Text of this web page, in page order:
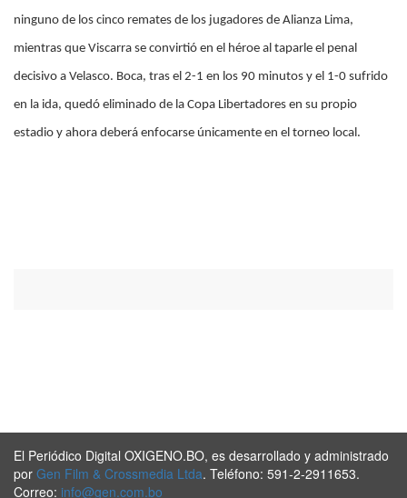
ninguno de los cinco remates de los jugadores de Alianza Lima,
mientras que Viscarra se convirtió en el héroe al taparle el penal
decisivo a Velasco. Boca, tras el 2-1 en los 90 minutos y el 1-0 sufrido
en la ida, quedó eliminado de la Copa Libertadores en su propio
estadio y ahora deberá enfocarse únicamente en el torneo local.
El Periódico Digital OXIGENO.BO, es desarrollado y administrado
por Gen Film & Crossmedia Ltda. Teléfono: 591-2-2911653.
Correo: info@gen.com.bo